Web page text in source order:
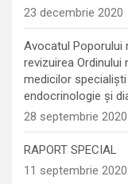
23 decembrie 2020
Avocatul Poporului
revizuirea Ordinului
medicilor
endocrinologie şi
28 septembrie 2020
RAPORT SPECIAL
11 septembrie 2020